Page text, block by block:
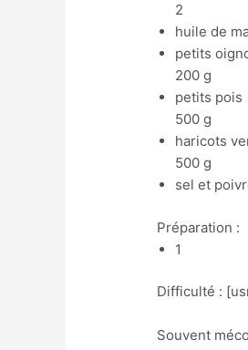
2
huile de
petits
200 g
petits pois
500 g
haricots
500 g
sel et
Préparation :
1
Difficulté :
Souvent